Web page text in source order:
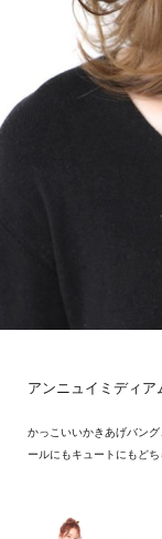
アンニュイミディア
かっこいいかきあげバン
ールにもキュートにもど